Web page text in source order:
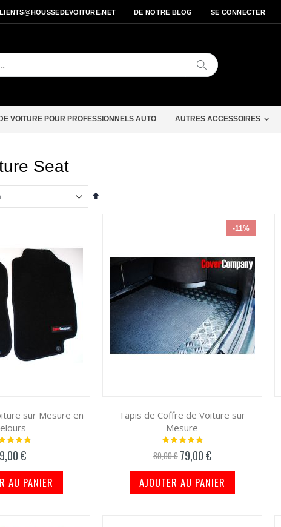
DE NOTRE BLOG SE CONNECTER
Chercher
VOITURE POUR PROFESSIONNELS AUTO AUTRES ACCESSOIRES
Seat
sur Mesure en
€
AU PANIER
-11%
Tapis de Coffre de Voiture sur
Mesure
Notation:
89,00 € Prix
spécial
79,00 €
AJOUTER AU PANIER